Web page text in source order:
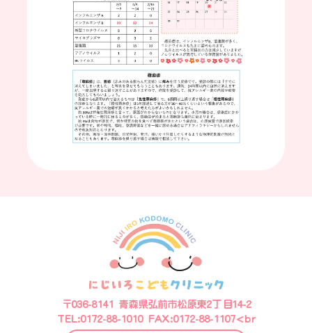
〒036-8141 青森県弘前市松原東2丁目14-2
TEL:0172-88-1010 FAX:0172-88-1107<br